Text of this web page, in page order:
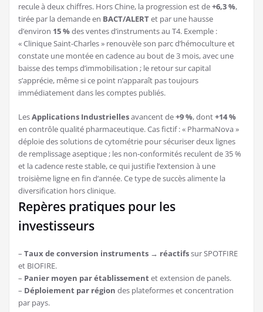
recule à deux chiffres. Hors Chine, la progression est de+6,3 %,
tirée par la demande en BACT/ALERTet par une hausse
d’environ 15 %des ventes d’instruments au T4. Exemple :
« Clinique Saint-Charles » renouvèle son parc d’hémoculture et
constate une montée en cadence au bout de 3 mois, avec une
baisse des temps d’immobilisation ; le retour sur capital
s’apprécie, même si ce point n’apparaît pas toujours
immédiatement dans les comptes publiés.
LesApplications Industriellesavancent de+9 %, dont+14 %
en contrôle qualité pharmaceutique. Cas fictif : « PharmaNova »
déploie des solutions de cytométrie pour sécuriser deux lignes
de remplissage aseptique ; les non-conformités reculent de 35 %
et la cadence reste stable, ce qui justifie l’extension à une
troisième ligne en fin d’année. Ce type de succès alimente la
diversification hors clinique.
Repères pratiques pour les
investisseurs
– Taux de conversion instruments → réactifssur SPOTFIRE
et BIOFIRE.
– Panier moyen par établissementet extension de panels.
– Déploiement par région des plateformes et concentration
par pays.